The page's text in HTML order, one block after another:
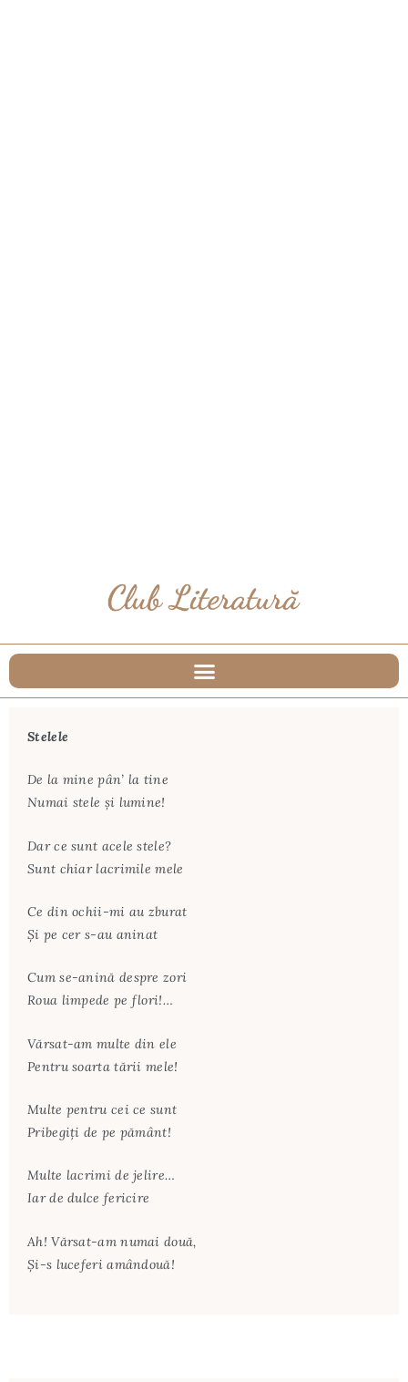
Stelele
De la mine pân’ la tine
Numai stele şi lumine!
Dar ce sunt acele stele?
Sunt chiar lacrimile mele
Ce din ochii-mi au zburat
Şi pe cer s-au aninat
Cum se-anină despre zori
Roua limpede pe flori!…
Vărsat-am multe din ele
Pentru soarta tării mele!
Multe pentru cei ce sunt
Pribegiţi de pe pământ!
Multe lacrimi de jelire…
Iar de dulce fericire
Ah! Vărsat-am numai două,
Şi-s luceferi amândouă!